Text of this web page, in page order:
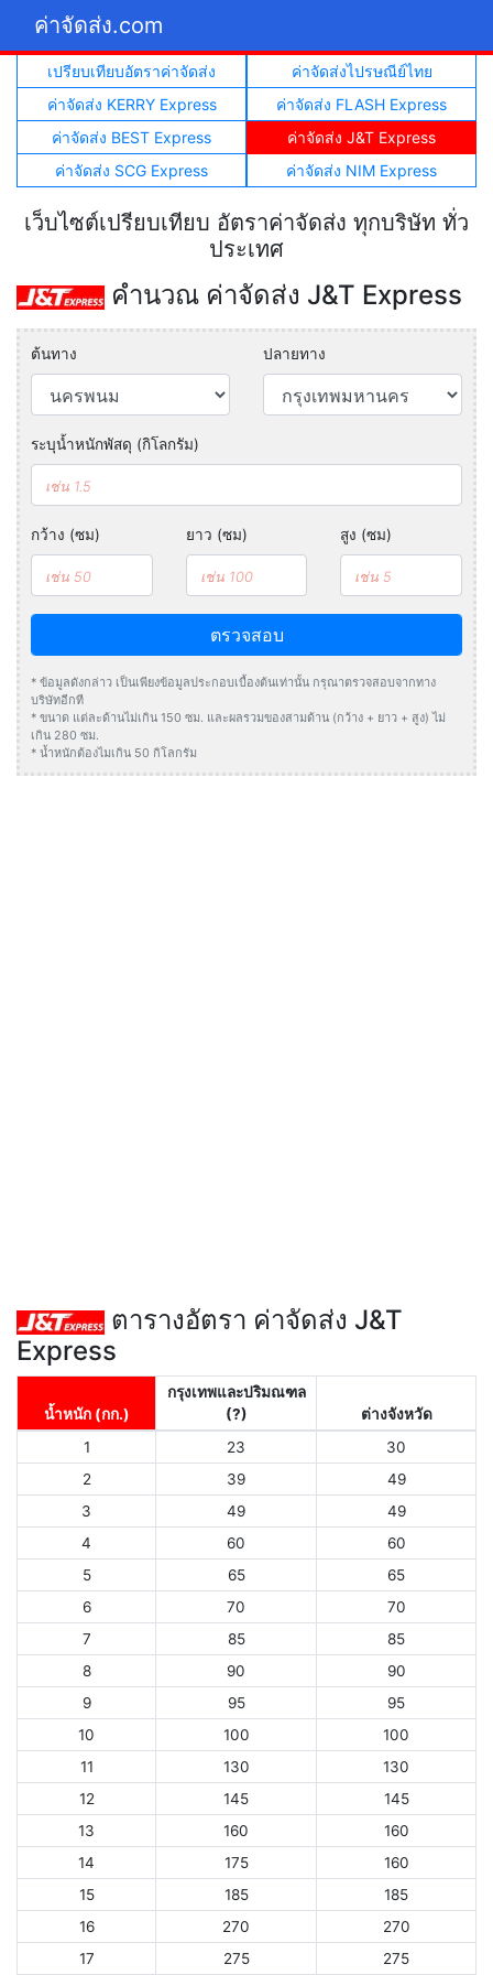
ค่าจัดส่ง.com
เปรียบเทียบอัตราค่าจัดส่ง
ค่าจัดส่งไปรษณีย์ไทย
ค่าจัดส่ง KERRY Express
ค่าจัดส่ง FLASH Express
ค่าจัดส่ง BEST Express
ค่าจัดส่ง J&T Express
ค่าจัดส่ง SCG Express
ค่าจัดส่ง NIM Express
เว็บไซต์เปรียบเทียบ อัตราค่าจัดส่ง ทุกบริษัท ทั่ว
ประเทศ
คำนวณ ค่าจัดส่ง J&T Express
ต้นทาง ปลายทาง
ระบุน้ำหนักพัสดุ (กิโลกรัม)
กว้าง (ซม) ยาว (ซม) สูง (ซม)
ตรวจสอบ
* ข้อมูลดังกล่าว เป็นเพียงข้อมูลประกอบเบื้องต้นเท่านั้น กรุณาตรวจสอบจากทาง
บริษัทอีกที
* ขนาด แต่ละด้านไม่เกิน 150 ซม. และผลรวมของสามด้าน (กว้าง + ยาว + สูง) ไม่
เกิน 280 ซม.
* น้ำหนักต้องไมเกิน 50 กิโลกรัม
ตารางอัตรา ค่าจัดส่ง J&T
Express
น้ำหนัก (กก.)
กรุงเทพและปริมณฑล
(?)
ต่างจังหวัด
1
23
30
2
39
49
3
49
49
4
60
60
5
65
65
6
70
70
7
85
85
8
90
90
9
95
95
10
100
100
11
130
130
12
145
145
13
160
160
14
175
160
15
185
185
16
270
270
17
275 275